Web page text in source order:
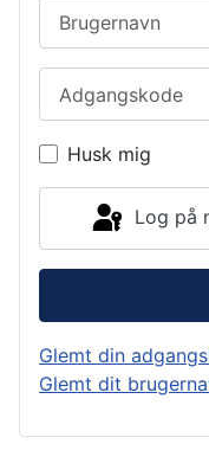
Husk mig
Log på
Glemt din
Glemt dit